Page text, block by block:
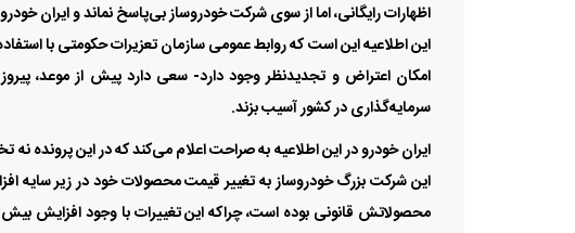
اظهارات رایگانی، اما از سوی شرکت خودروساز بی‌پاسخ نماند و ایران
این اطلاعیه این است که روابط عمومی سازمان تعزیرات حکومتی با
امکان اعتراض و تجدیدنظر وجود دارد- سعی دارد پیش از موعد،
سرمایه‌گذاری در کشور آسیب بزند.
ایران خودرو در این اطلاعیه به صراحت اعلام می‌کند که در این پرونده
این شرکت بزرگ خودروساز به تغییر قیمت محصولات خود در زیر سایه